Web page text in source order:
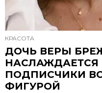
КРАСОТА
ДОЧЬ ВЕРЫ
ПОДПИСЧИКИ
ФИГУРОЙ